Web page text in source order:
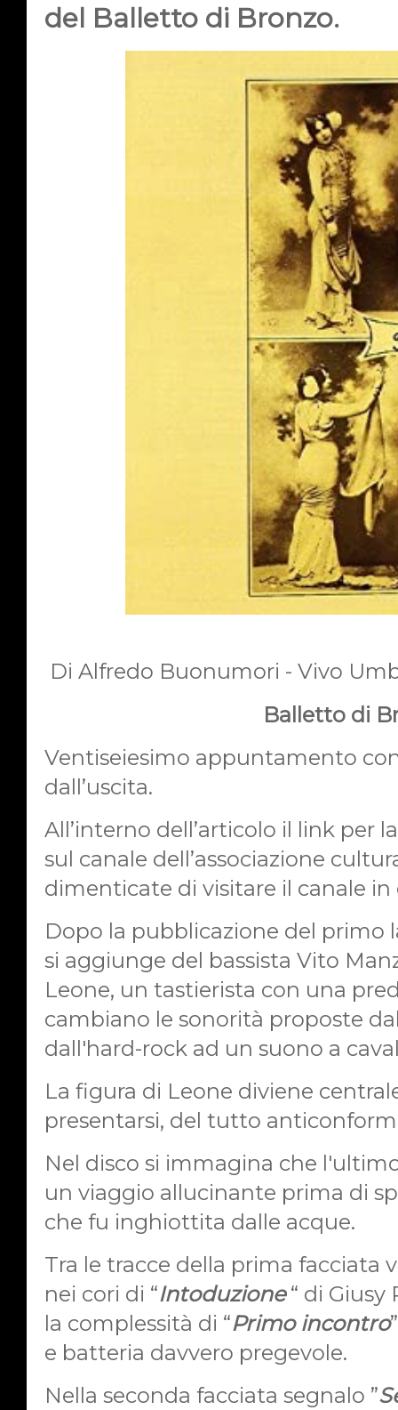
del Balletto di Bronzo.
Di Alfredo Buonumori - Vivo
Balletto di
Ventiseiesimo appuntamento
dall’uscita.
All’interno dell’articolo il link per
sul canale dell’associazione
dimenticate di visitare il canale in
Dopo la pubblicazione del primo
si aggiunge del bassista Vito
Leone, un tastierista con una
cambiano le sonorità proposte
dall'hard-rock ad un suono a
La figura di Leone diviene
presentarsi, del tutto
Nel disco si immagina che
un viaggio allucinante prima di
che fu inghiottita dalle acque.
Tra le tracce della prima facciata
nei cori di “Intoduzione“ di Giusy
la complessità di “Primo incontro
e batteria davvero pregevole.
Nella seconda facciata segnalo ”